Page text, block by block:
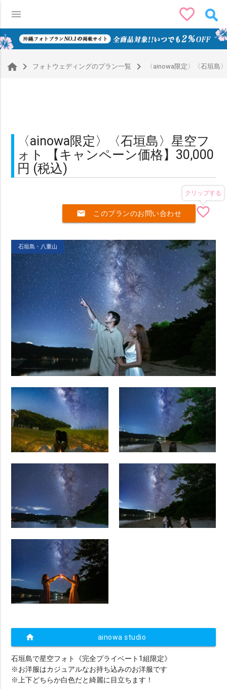
menu favorite_border
navigate_next フォトウェディングのプラン一覧 navigate_next 〈ainowa限定〉〈石垣島
〈ainowa限定〉〈石垣島〉星空フ
ォト 【キャンペーン価格】30,000
円 (税込)
mail このプランのお問い合わせ favorite_border
クリップする
石垣島・八重山
home ainowa studio
石垣島で星空フォト《完全プライベート1組限定》
※お洋服はカジュアルなお持ち込みのお洋服です
※上下どちらか白色だと綺麗に目立ちます！